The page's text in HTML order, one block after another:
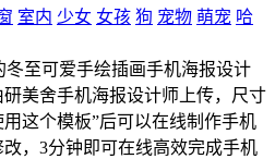
室内 少女 女孩 狗 宠物 萌宠 哈
冬至可爱手绘插画手机海报设计
美舍手机海报设计师上传，尺寸
用这个模板”后可以在线制作手机
，3分钟即可在线高效完成手机